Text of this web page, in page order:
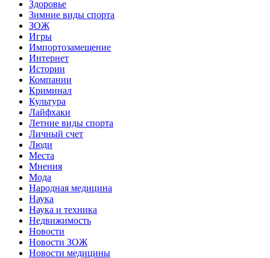
Здоровье
Зимние виды спорта
ЗОЖ
Игры
Импортозамещение
Интернет
Истории
Компании
Криминал
Культура
Лайфхаки
Летние виды спорта
Личный счет
Люди
Места
Мнения
Мода
Народная медицина
Наука
Наука и техника
Недвижимость
Новости
Новости ЗОЖ
Новости медицины